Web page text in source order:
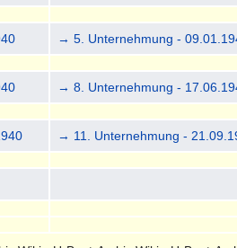
→ 5. Unternehmung -
→ 8. Unternehmung -
→ 11. Unternehmung -